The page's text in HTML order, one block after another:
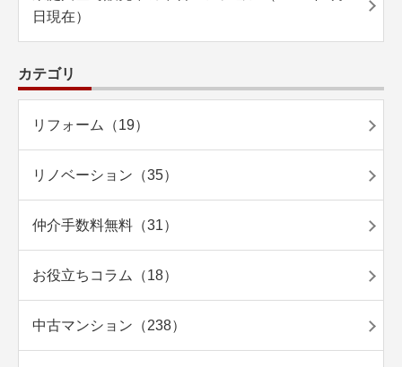
日現在）
カテゴリ
リフォーム（19）
リノベーション（35）
仲介手数料無料（31）
お役立ちコラム（18）
中古マンション（238）